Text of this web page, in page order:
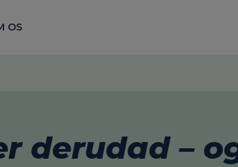
OS
derudad –